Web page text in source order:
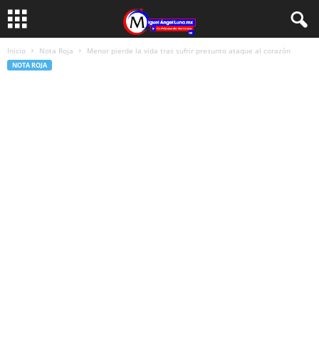
Inicio Nota Roja Menor pierde la vida tras sufrir presunto ataque al corazón
NOTA ROJA